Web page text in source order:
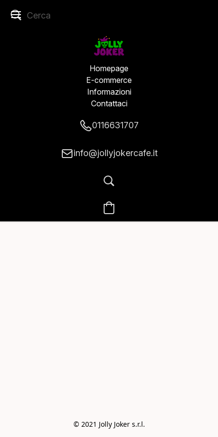
Homepage
E-commerce
Informazioni
Contattaci
0116631707
info@jollyjokercafe.it
© 2021 Jolly Joker s.r.l.